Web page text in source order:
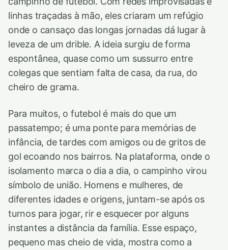
linhas traçadas à mão, eles criaram um refúgio
onde o cansaço das longas jornadas dá lugar à
leveza de um drible. A ideia surgiu de forma
espontânea, quase como um sussurro entre
colegas que sentiam falta de casa, da rua, do
cheiro de grama.
Para muitos, o futebol é mais do que um
passatempo; é uma ponte para memórias de
infância, de tardes com amigos ou de gritos de
gol ecoando nos bairros. Na plataforma, onde o
isolamento marca o dia a dia, o campinho virou
símbolo de união. Homens e mulheres, de
diferentes idades e origens, juntam-se após os
turnos para jogar, rir e esquecer por alguns
instantes a distância da família. Esse espaço,
pequeno mas cheio de vida, mostra como a